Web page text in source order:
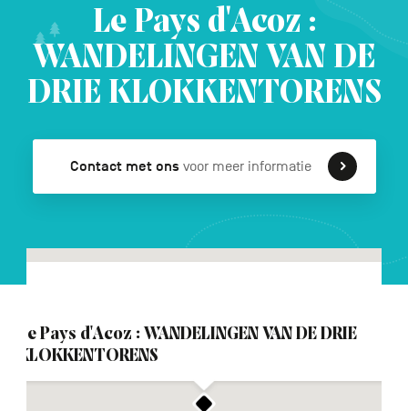
Le Pays d'Acoz :
WANDELINGEN VAN DE
DRIE KLOKKENTORENS
Contact met ons voor meer informatie
Le Pays d'Acoz : WANDELINGEN VAN DE DRIE
KLOKKENTORENS